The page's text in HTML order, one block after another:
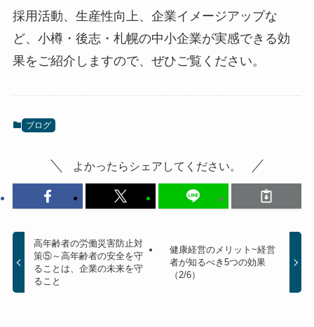
採用活動、生産性向上、企業イメージアップな
ど、小樽・後志・札幌の中小企業が実感できる効
果をご紹介しますので、ぜひご覧ください。
ブログ
よかったらシェアしてください。
高年齢者の労働災害防止対
策⑤～高年齢者の安全を守
ることは、企業の未来を守
ること
健康経営のメリット~経営
者が知るべき5つの効果
（2/6）